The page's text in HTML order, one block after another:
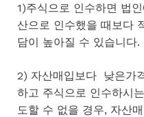
1)주식으로 인수하면 법
산으로 인수했을 때보다
담이 높아질 수 있습니다.
2) 자산매입보다 낮은가
하고 주식으로 인수하시
도할 수 없을 경우, 자산